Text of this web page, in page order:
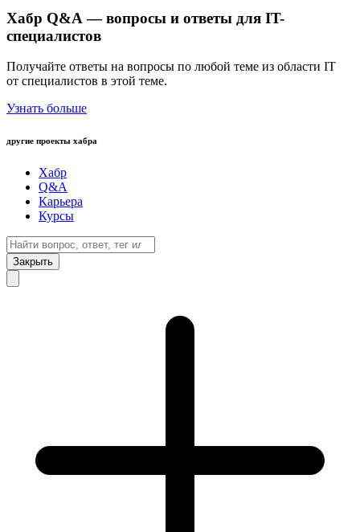
Хабр Q&A — вопросы и ответы для IT-
специалистов
Получайте ответы на вопросы по любой теме из области IT
от специалистов в этой теме.
Узнать больше
другие проекты хабра
Хабр
Q&A
Карьера
Курсы
Закрыть